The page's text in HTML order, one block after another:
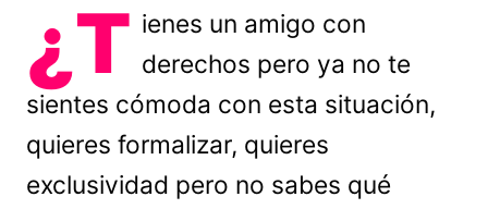
¿T ienes un amigo con
derechos pero ya no te
sientes cómoda con esta situación,
quieres formalizar, quieres
exclusividad pero no sabes qué